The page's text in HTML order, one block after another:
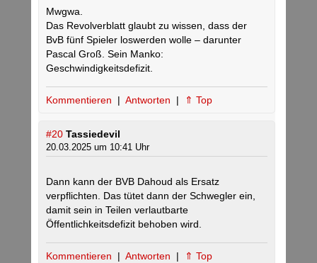
Mwgwa.
Das Revolverblatt glaubt zu wissen, dass der
BvB fünf Spieler loswerden wolle – darunter
Pascal Groß. Sein Manko:
Geschwindigkeitsdefizit.
Kommentieren | Antworten | ⇑ Top
#20 Tassiedevil
20.03.2025 um 10:41 Uhr
Dann kann der BVB Dahoud als Ersatz
verpflichten. Das tütet dann der Schwegler ein,
damit sein in Teilen verlautbarte
Öffentlichkeitsdefizit behoben wird.
Kommentieren | Antworten | ⇑ Top